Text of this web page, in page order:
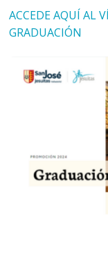
ACCEDE AQUÍ AL
GRADUACIÓN